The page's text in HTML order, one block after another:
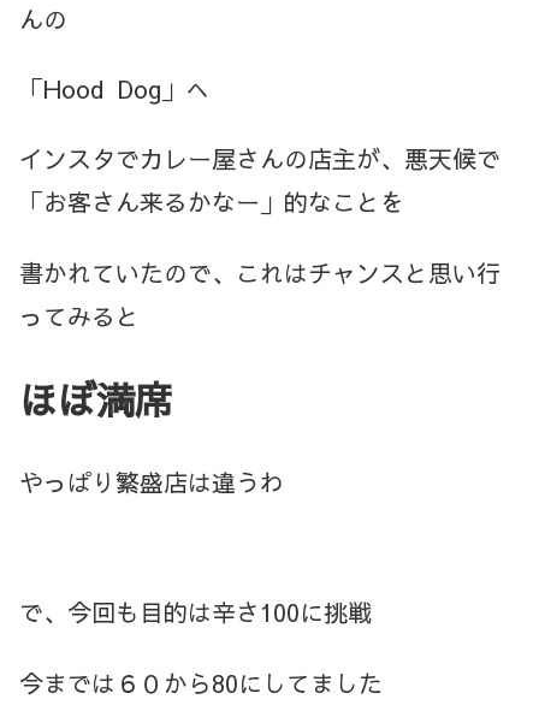
んの
「Hood Dog」へ
インスタでカレー屋さんの店主が、悪天候で
「お客さん来るかなー」的なことを
書かれていたので、これはチャンスと思い行
ってみると
ほぼ満席
やっぱり繁盛店は違うわ
で、今回も目的は辛さ100に挑戦
今までは６０から80にしてました